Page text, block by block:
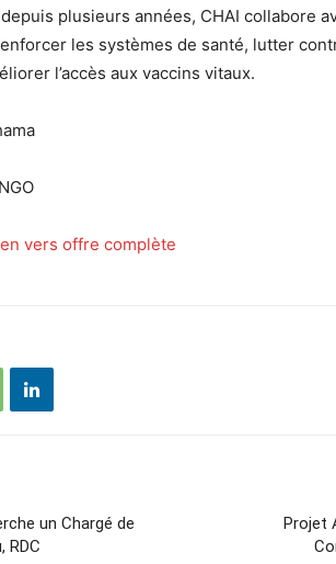
plusieurs années, CHAI collabore
les systèmes de santé, lutter
l’accès aux vaccins vitaux.
vers offre complète
un Chargé de
RDC
Projet